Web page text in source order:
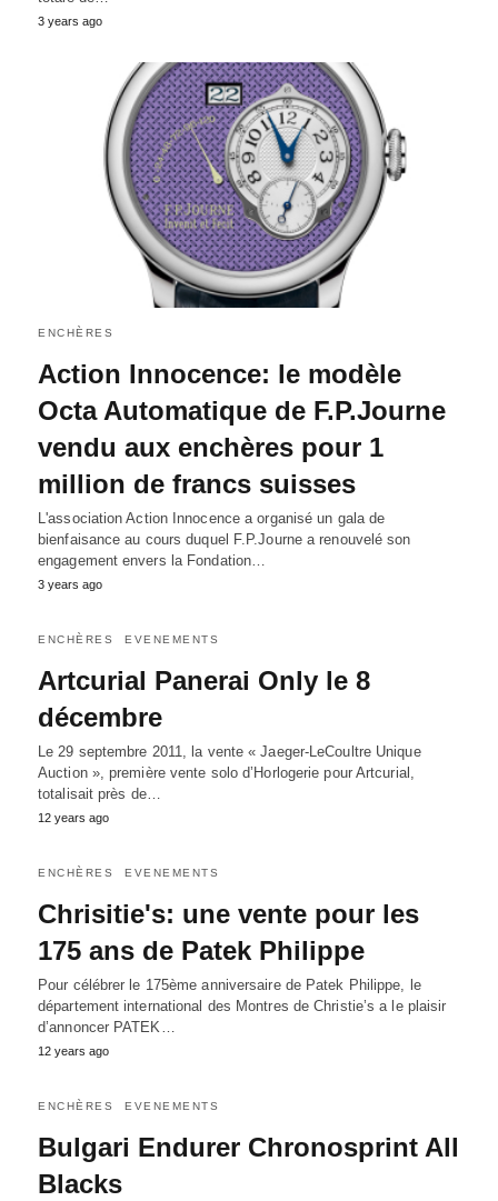
3 years ago
ENCHÈRES
Action Innocence: le modèle
Octa Automatique de F.P.Journe
vendu aux enchères pour 1
million de francs suisses
L'association Action Innocence a organisé un gala de
bienfaisance au cours duquel F.P.Journe a renouvelé son
engagement envers la Fondation…
3 years ago
ENCHÈRES EVENEMENTS
Artcurial Panerai Only le 8
décembre
Le 29 septembre 2011, la vente « Jaeger-LeCoultre Unique
Auction », première vente solo d’Horlogerie pour Artcurial,
totalisait près de…
12 years ago
ENCHÈRES EVENEMENTS
Chrisitie's: une vente pour les
175 ans de Patek Philippe
Pour célébrer le 175ème anniversaire de Patek Philippe, le
département international des Montres de Christie’s a le plaisir
d’annoncer PATEK…
12 years ago
ENCHÈRES EVENEMENTS
Bulgari Endurer Chronosprint All
Blacks